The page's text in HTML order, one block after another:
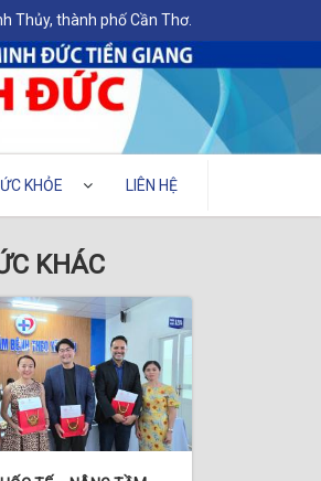
Thủy, thành phố Cần Thơ.
KHỎE LIÊN HỆ
KHÁC